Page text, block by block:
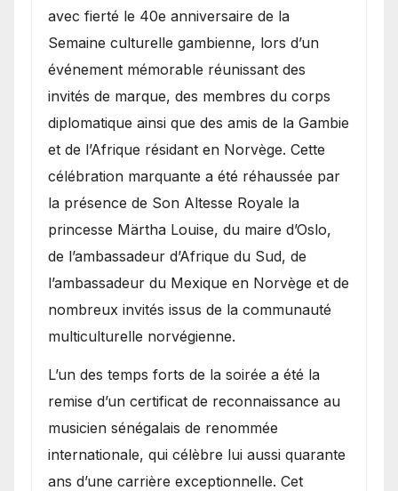
avec fierté le 40e anniversaire de la
Semaine culturelle gambienne, lors d’un
événement mémorable réunissant des
invités de marque, des membres du corps
diplomatique ainsi que des amis de la Gambie
et de l’Afrique résidant en Norvège. Cette
célébration marquante a été réhaussée par
la présence de Son Altesse Royale la
princesse Märtha Louise, du maire d’Oslo,
de l’ambassadeur d’Afrique du Sud, de
l’ambassadeur du Mexique en Norvège et de
nombreux invités issus de la communauté
multiculturelle norvégienne.
​L’un des temps forts de la soirée a été la
remise d’un certificat de reconnaissance au
musicien sénégalais de renommée
internationale, qui célèbre lui aussi quarante
ans d’une carrière exceptionnelle. Cet